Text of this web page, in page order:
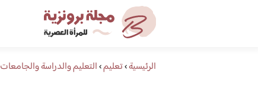
الرئيسية›تعليم›التعليم والدراسة والجامعات